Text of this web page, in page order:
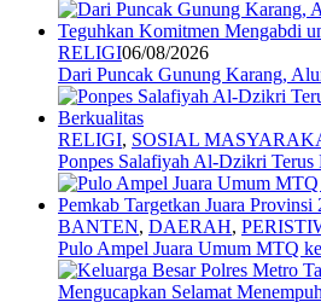
RELIGI06/08/2026
Dari Puncak Gunung Karang,
RELIGI, SOSIAL
Ponpes Salafiyah Al-Dzikri
BANTEN, DAERAH,
Pulo Ampel Juara Umum MTQ